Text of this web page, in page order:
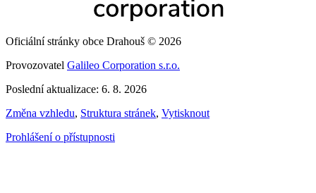
Oficiální stránky obce Drahouš © 2026
Provozovatel Galileo Corporation s.r.o.
Poslední aktualizace: 6. 8. 2026
Změna vzhledu, Struktura stránek, Vytisknout
Prohlášení o přístupnosti